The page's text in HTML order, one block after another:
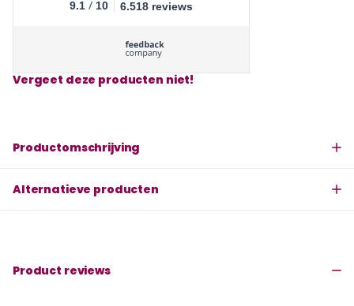
9.1 / 10 6.518 reviews
Vergeet deze producten niet!
Productomschrijving
Alternatieve producten
Product reviews